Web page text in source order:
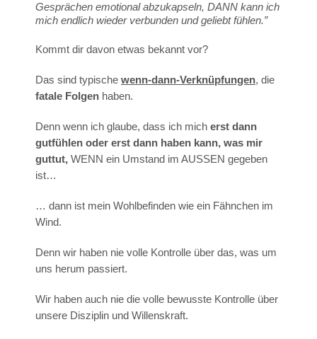
Gesprächen emotional abzukapseln, DANN kann ich
mich endlich wieder verbunden und geliebt fühlen.”
Kommt dir davon etwas bekannt vor?
Das sind typische wenn-dann-Verknüpfungen, die
fatale Folgen haben.
Denn wenn ich glaube, dass ich mich erst dann
gutfühlen oder erst dann haben kann, was mir
guttut, WENN ein Umstand im AUSSEN gegeben
ist…
… dann ist mein Wohlbefinden wie ein Fähnchen im
Wind.
Denn wir haben nie volle Kontrolle über das, was um
uns herum passiert.
Wir haben auch nie die volle bewusste Kontrolle über
unsere Disziplin und Willenskraft.